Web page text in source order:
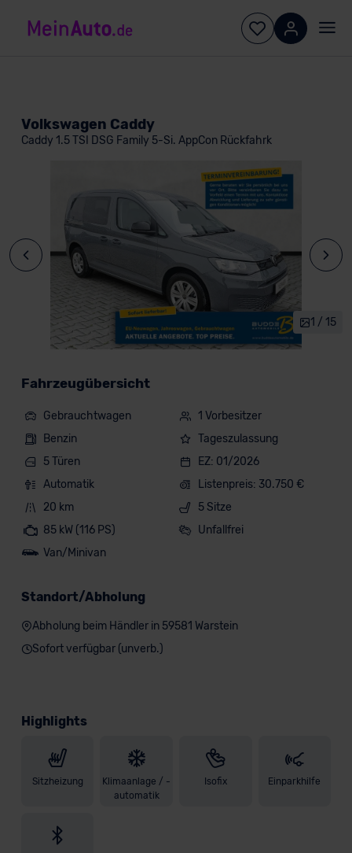
Volkswagen Caddy
Caddy 1.5 TSI DSG Family 5-Si. AppCon Rückfahrk
1 / 15
Fahrzeugübersicht
Gebrauchtwagen
1 Vorbesitzer
Benzin
Tageszulassung
5 Türen
EZ: 01/2026
Automatik
Listenpreis: 30.750 €
20 km
5 Sitze
85 kW (116 PS)
Unfallfrei
Van/Minivan
Standort/Abholung
Abholung beim Händler in 59581 Warstein
Sofort verfügbar (unverb.)
Highlights
Sitzheizung
Klimaanlage / -
automatik
Isofix Einparkhilfe